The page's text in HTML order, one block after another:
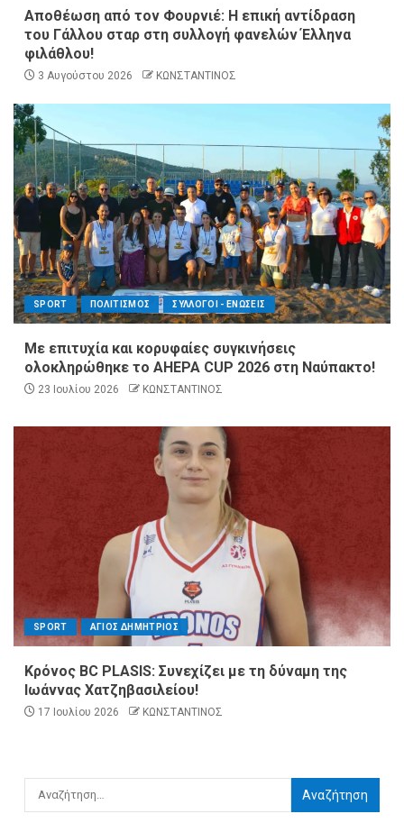
Αποθέωση από τον Φουρνιέ: Η επική αντίδραση
του Γάλλου σταρ στη συλλογή φανελών Έλληνα
φιλάθλου!
3 Αυγούστου 2026 ΚΩΝΣΤΑΝΤΙΝΟΣ
SPORT ΠΟΛΙΤΙΣΜΟΣ ΣΥΛΛΟΓΟΙ - ΕΝΩΣΕΙΣ
Με επιτυχία και κορυφαίες συγκινήσεις
ολοκληρώθηκε το AHEPA CUP 2026 στη Ναύπακτο!
23 Ιουλίου 2026 ΚΩΝΣΤΑΝΤΙΝΟΣ
SPORT ΑΓΙΟΣ ΔΗΜΗΤΡΙΟΣ
Κρόνος BC PLASIS: Συνεχίζει με τη δύναμη της
Ιωάννας Χατζηβασιλείου!
17 Ιουλίου 2026 ΚΩΝΣΤΑΝΤΙΝΟΣ